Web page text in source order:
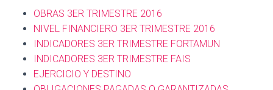
OBRAS 3ER TRIMESTRE 2016
NIVEL FINANCIERO 3ER TRIMESTRE 2016
INDICADORES 3ER TRIMESTRE FORTAMUN
INDICADORES 3ER TRIMESTRE FAIS
EJERCICIO Y DESTINO